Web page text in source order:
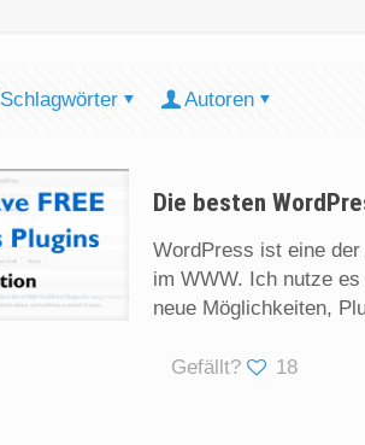
Schlagwörter Autoren
Die besten
WordPress ist eine
im WWW. Ich nutze
neue Möglichkeiten,
Gefällt? 18